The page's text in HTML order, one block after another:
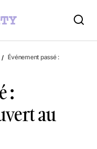
ouvert au public
Événement passé :
:
au